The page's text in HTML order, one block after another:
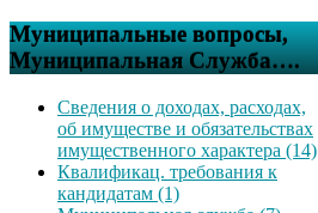
Муниципальные вопросы,
Муниципальная Служба….
Сведения о доходах, расходах,
об имуществе и обязательствах
имущественного характера (14)
Квалификац. требования к
кандидатам (1)